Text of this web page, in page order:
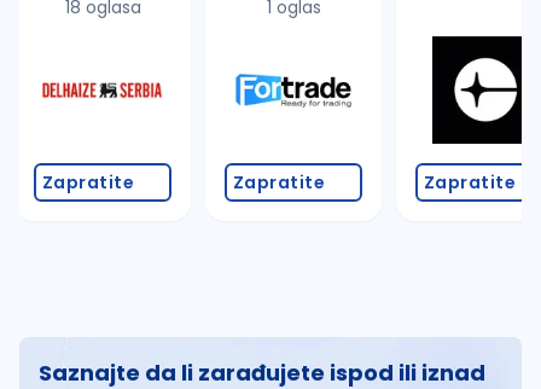
18 oglasa
Zapratite
1 oglas
Zapratite Zapratite
Saznajte da li zarađujete ispod ili iznad